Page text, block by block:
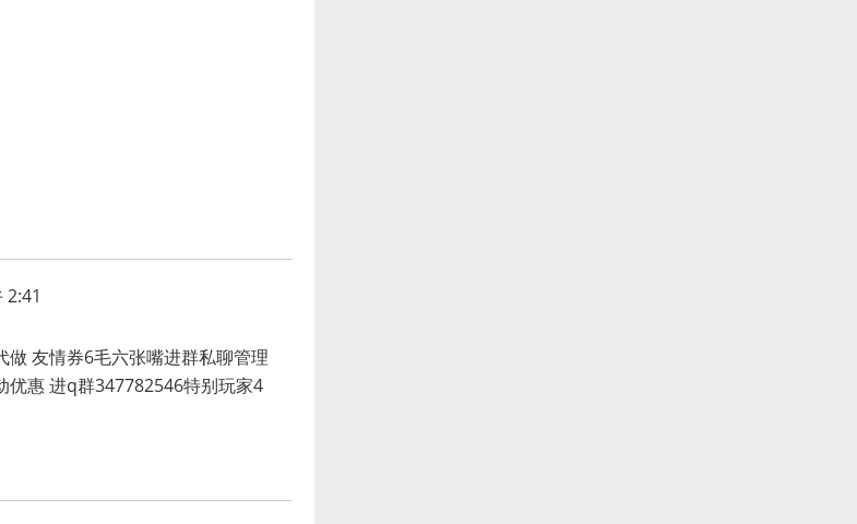
2:41
友情券6毛六张嘴进群私聊管理
优惠 进q群347782546特别玩家4